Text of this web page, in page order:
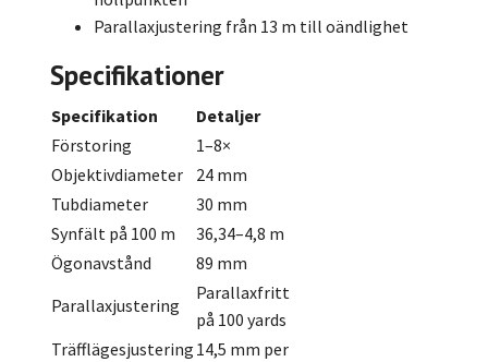
Parallaxjustering från 13 m till oändlighet
Specifikationer
Specifikation
Detaljer
Förstoring
1–8×
Objektivdiameter
24 mm
Tubdiameter
30 mm
Synfält på 100 m
36,34–4,8 m
Ögonavstånd
89 mm
Parallaxjustering
Parallaxfritt
på 100 yards
Träfflägesjustering 14,5 mm per